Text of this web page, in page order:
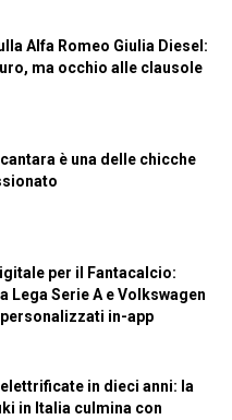
Alfa Romeo Giulia Diesel:
ma occhio alle clausole
è una delle chicche
per il Fantacalcio:
Lega Serie A e Volkswagen
in-app
in dieci anni: la
in Italia culmina con